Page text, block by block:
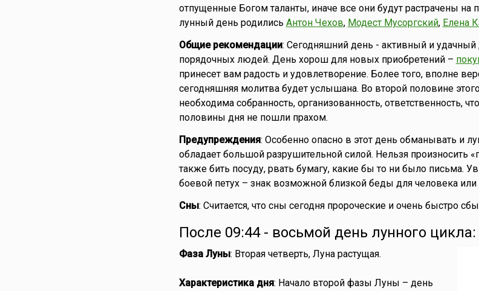
отпущенные Богом таланты, иначе все они будут растрачены на
лунный день родились Антон Чехов, Модест Мусоргский, Елена
Общие рекомендации: Сегодняшний день - активный и удачный
порядочных людей. День хорош для новых приобретений –
принесет вам радость и удовлетворение. Более того, вполне
сегодняшняя молитва будет услышана. Во второй половине
необходима собранность, организованность, ответственность,
половины дня не пошли прахом.
Предупреждения: Особенно опасно в этот день обманывать и
обладает большой разрушительной силой. Нельзя произносить
также бить посуду, рвать бумагу, какие бы то ни было письма.
боевой петух – знак возможной близкой беды для человека или
Сны: Считается, что сны сегодня пророческие и очень быстро
После 09:44 - восьмой день лунного цикла:
Фаза Луны: Вторая четверть, Луна растущая.
Характеристика дня: Начало второй фазы Луны – день